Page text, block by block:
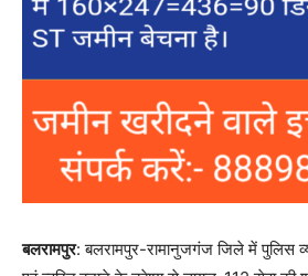
बलरामपुर: बलरामपुर-रामानुजगंज जिले में पुलिस